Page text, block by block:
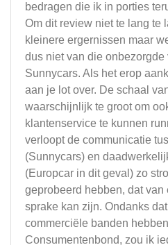
bedragen die ik in porties
Om dit review niet te lang te
kleinere ergernissen maar
dus niet van die onbezorgde
Sunnycars. Als het erop
aan je lot over. De schaal
waarschijnlijk te groot om
klantenservice te kunnen
verloopt de communicatie
(Sunnycars) en
(Europcar in dit geval) zo
geprobeerd hebben, dat
sprake kan zijn. Ondanks
commerciële banden
Consumentenbond, zou ik